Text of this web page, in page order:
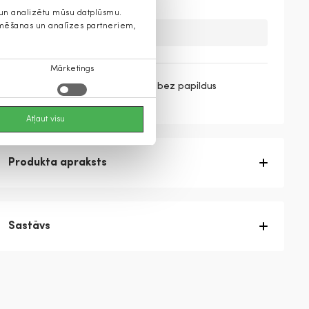
analizētu mūsu datplūsmu.
un analīzes partneriem,
Mārketings
Atļaut visu
Diemžēl, mums nav šis produkts
3 maksājumi par
/ mēn. bez papildus
maksas. Skatīt vairāk
Produkta apraksts
Sastāvs